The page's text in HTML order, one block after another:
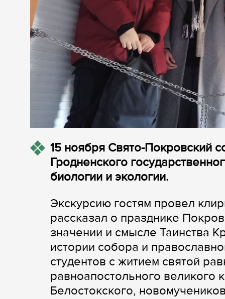
15 ноября Свято-Покровский
Гродненского
биологии и экологии.
Экскурсию гостям провел
рассказал о празднике
значении и смысле Таинства
истории собора и
студентов с житием святой
равноапостольного великого
Белостокского,